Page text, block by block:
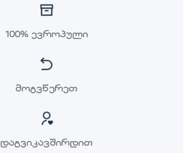
100% ევროპული
მოგვწერეთ
დაგვიკავშირდით